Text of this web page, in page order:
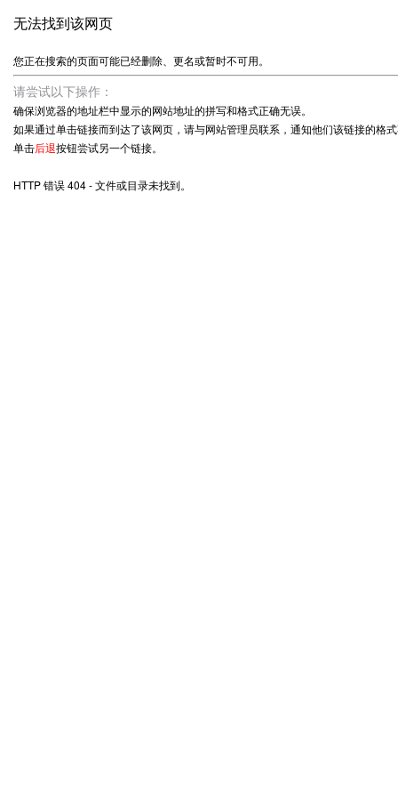
无法找到该网页
您正在搜索的页面可能已经删除、更名或暂时不可用。
请尝试以下操作：
确保浏览器的地址栏中显示的网站地址的拼写和格式正确无误。
如果通过单击链接而到达了该网页，请与网站管理员联系，通知他们该链接的格
单击后退按钮尝试另一个链接。
HTTP 错误 404 - 文件或目录未找到。